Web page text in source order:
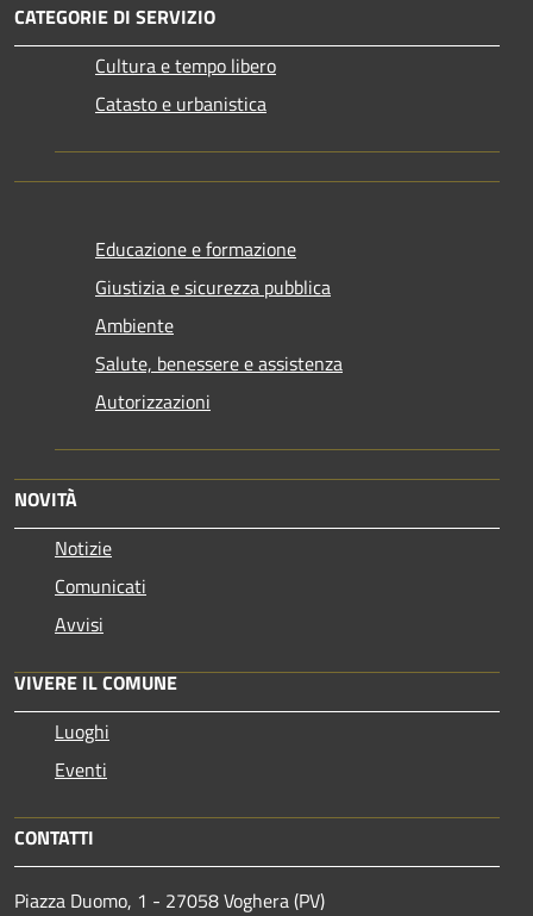
CATEGORIE DI SERVIZIO
Cultura e tempo libero
Catasto e urbanistica
Educazione e formazione
Giustizia e sicurezza pubblica
Ambiente
Salute, benessere e assistenza
Autorizzazioni
NOVITÀ
Notizie
Comunicati
Avvisi
VIVERE IL COMUNE
Luoghi
Eventi
CONTATTI
Piazza Duomo, 1 - 27058 Voghera (PV)